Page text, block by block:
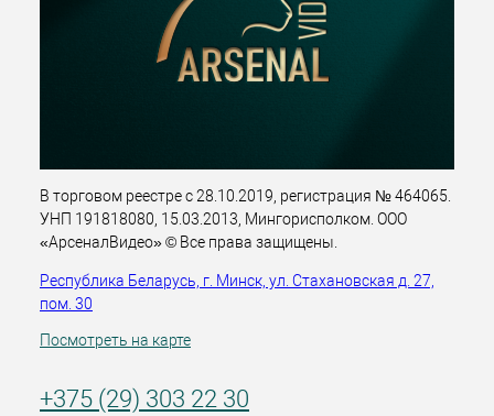
В торговом реестре с 28.10.2019, регистрация № 464065.
УНП 191818080, 15.03.2013, Мингорисполком. ООО
«АрсеналВидео» © Все права защищены.
Республика Беларусь, г. Минск, ул. Стахановская д. 27,
пом. 30
Посмотреть на карте
+375 (29) 303 22 30